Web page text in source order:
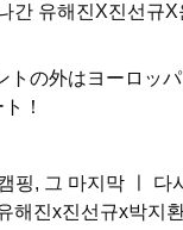
간 유해진X진선규X
トの外はヨーロッ
！
핑, 그 마지막 ㅣ 다
해진x진선규x박지